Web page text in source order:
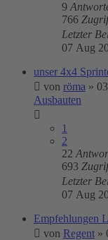
9
766
Letzter
07 Aug
unser 4x4
von röma »
Ausbauten
1
2
22
693
Letzter
07 Aug
Empfehlungen
von Regent »